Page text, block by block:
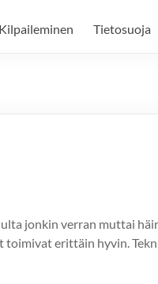
Kilpaileminen Tietosuoja
jonkin verran muttai
erittäin hyvin.